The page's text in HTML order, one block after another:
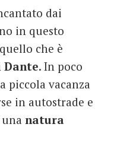
dai
in questo
che è
. In poco
piccola vacanza
in autostrade e
natura